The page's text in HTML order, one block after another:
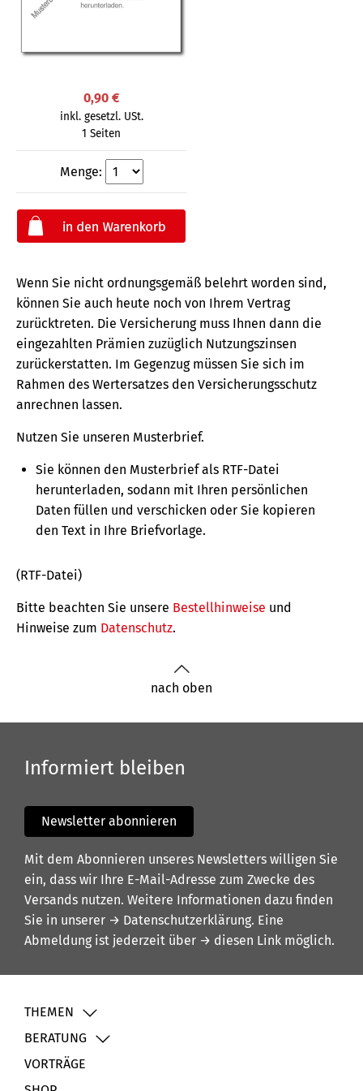
0,90 €
inkl. gesetzl. USt.
1 Seiten
Menge:
Wenn Sie nicht ordnungsgemäß belehrt worden sind,
können Sie auch heute noch von Ihrem Vertrag
zurücktreten. Die Versicherung muss Ihnen dann die
eingezahlten Prämien zuzüglich Nutzungszinsen
zurückerstatten. Im Gegenzug müssen Sie sich im
Rahmen des Wertersatzes den Versicherungs­­schutz
anrechnen lassen.
Nutzen Sie unseren Musterbrief.
Sie können den Musterbrief als RTF-Datei
herunterladen, sodann mit Ihren persönlichen
Daten füllen und verschicken oder Sie kopieren
den Text in Ihre Briefvorlage.
(RTF-Datei)
Bitte beachten Sie unsere Bestellhinweise und
Hinweise zum Datenschutz.
nach oben
Informiert bleiben
Newsletter abonnieren
Mit dem Abonnieren unseres Newsletters willigen Sie
ein, dass wir Ihre E-Mail-Adresse zum Zwecke des
Versands nutzen. Weitere Informationen dazu finden
Sie in unserer → Datenschutzerklärung. Eine
Abmeldung ist jederzeit über → diesen Link möglich.
THEMEN
BERATUNG
VORTRÄGE